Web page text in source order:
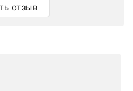
отзыв